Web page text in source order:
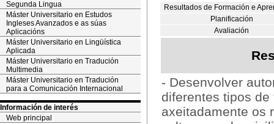
Segunda Lingua
Máster Universitario en Estudos
Ingleses Avanzados e as súas
Aplicacións
Máster Universitario en Lingüística
Aplicada
Máster Universitario en Tradución
Multimedia
Máster Universitario en Tradución
para a Comunicación Internacional
Información de interés
Web principal
Resultados de Formación e
Planificación
Avaliación
- Desenvolver
diferentes tipos
axeitadamente os